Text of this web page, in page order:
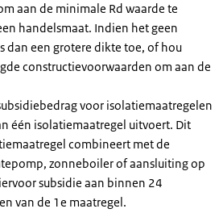
aan de minimale Rd waarde te
handelsmaat. Indien het geen
dan een grotere dikte toe, of hou
constructievoorwaarden om aan de
voor isolatiemaatregelen
één isolatiemaatregel uitvoert. Dit
combineert met de
zonneboiler of aansluiting op
subsidie aan binnen 24
van de 1e maatregel.